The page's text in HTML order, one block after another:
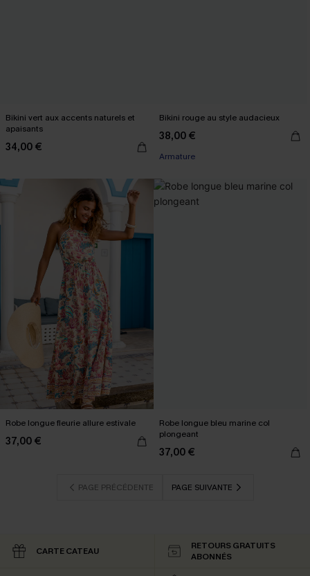
Bikini vert aux accents naturels et
apaisants
34,00 €
Bikini rouge au style audacieux
38,00 €
Armature
Robe longue fleurie allure estivale
37,00 €
Robe longue bleu marine col
plongeant
37,00 €
PAGE PRÉCÉDENTE PAGE SUIVANTE
CARTE CATEAU
RETOURS GRATUITS
ABONNÉS